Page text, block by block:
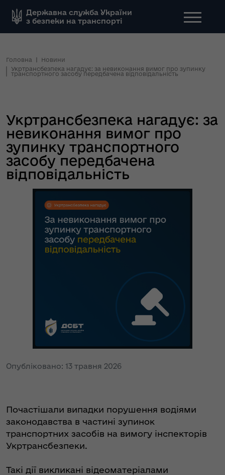
Державна служба України
з безпеки на транспорті
Головна
Новини
Укртрансбезпека нагадує: за невиконання вимог про зупинку
транспортного засобу передбачена відповідальність
Укртрансбезпека нагадує: за
невиконання вимог про
зупинку транспортного
засобу передбачена
відповідальність
Опубліковано: 13 травня 2026
Почастішали випадки порушення водіями
законодавства в частині зупинок
транспортних засобів на вимогу інспекторів
Укртрансбезпеки.
Такі дії викликані відеоматеріалами